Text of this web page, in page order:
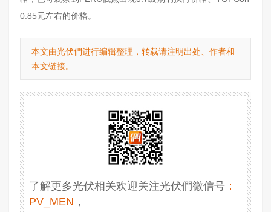
0.85元左右的价格。
本文由光伏們进行编辑整理，转载请注明出处、作者和
本文链接。
了解更多光伏相关欢迎关注光伏們微信号 ：
PV_MEN ，